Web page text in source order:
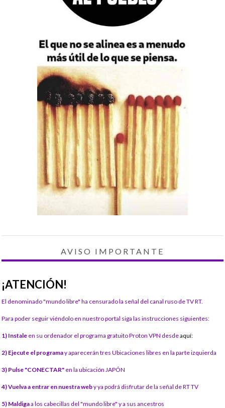
AVISO IMPORTANTE
¡ATENCIÓN!
El denominado "mundo libre" ha censurado la señal del canal ruso de TV RT.
Para poder seguir viéndolo en nuestro portal siga las instrucciones siguientes:
1) Instale en su ordenador el programa gratuito Proton VPN desdeaquí:
2) Ejecute el programay aparecerán tres Ubicaciones libres en la parte izquierda
3) Pulse "CONECTAR" en la ubicación JAPÓN
4) Vuelva a entrar en nuestra weby ya podrá disfrutar de la señal de RT TV
5) Maldigaa los cabecillas del "mundo libre" y a sus ancestros